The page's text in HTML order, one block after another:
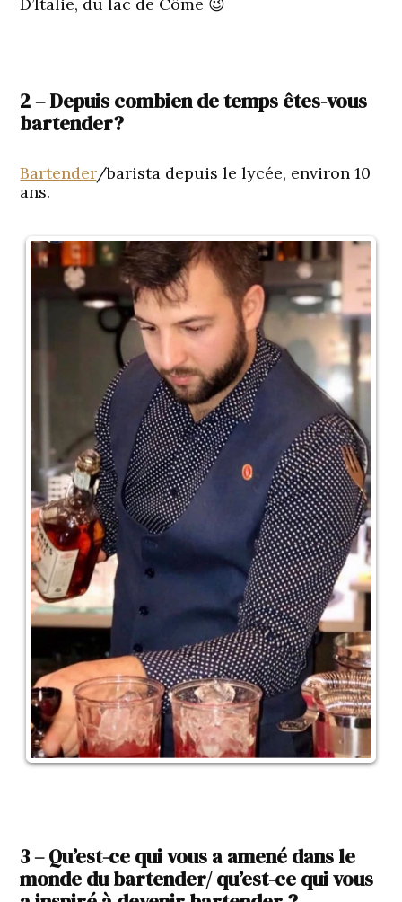
D’Italie, du lac de Côme 😉
2 – Depuis combien de temps êtes-vous
bartender?
Bartender/barista depuis le lycée, environ 10
ans.
3 – Qu’est-ce qui vous a amené dans le
monde du bartender/ qu’est-ce qui vous